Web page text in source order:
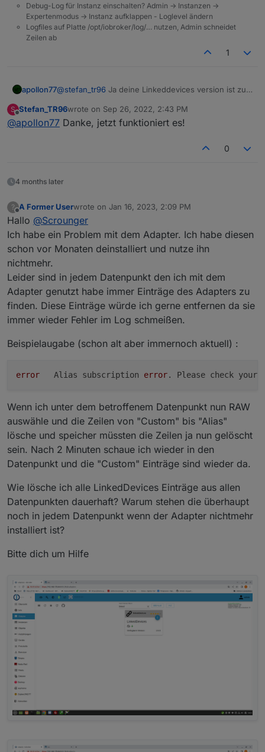
Node.js v16.17.1
Npm 8.15.0
Hat jemand Ideen woran es liegen könnte?
LG
Debug-Log für Instanz einschalten? Admin -> Instanzen ->
Expertenmodus -> Instanz aufklappen - Loglevel ändern
Logfiles auf Platte /opt/iobroker/log/… nutzen, Admin schneidet
Zeilen ab
1
apollon77@stefan_tr96 Ja deine Linkeddevices version ist zu
https://github.com/Scrounger/ioBroker.linkeddevices
/issues/82
S
Offline
Stefan_TR96wrote on Sep 26, 2022, 2:43 PM
last edited by
@apollon77 Danke, jetzt funktioniert es!
0
4 months later
?
Offline
A Former Userwrote on Jan 16, 2023, 2:09 PM
last edited by
Hallo @Scrounger
Ich habe ein Problem mit dem Adapter. Ich habe diesen
schon vor Monaten deinstalliert und nutze ihn
nichtmehr.
Leider sind in jedem Datenpunkt den ich mit dem
Adapter genutzt habe immer Einträge des Adapters zu
finden. Diese Einträge würde ich gerne entfernen da sie
immer wieder Fehler im Log schmeißen.
Beispielaugabe (schon alt aber immernoch aktuell) :
error
	Alias subscription
error. Please check
Wenn ich unter dem betroffenem Datenpunkt nun RAW
auswähle und die Zeilen von "Custom" bis "Alias"
lösche und speicher müssten die Zeilen ja nun gelöscht
sein. Nach 2 Minuten schaue ich wieder in den
Datenpunkt und die "Custom" Einträge sind wieder da.
Wie lösche ich alle LinkedDevices Einträge aus allen
Datenpunkten dauerhaft? Warum stehen die überhaupt
noch in jedem Datenpunkt wenn der Adapter nichtmehr
installiert ist?
Bitte dich um Hilfe